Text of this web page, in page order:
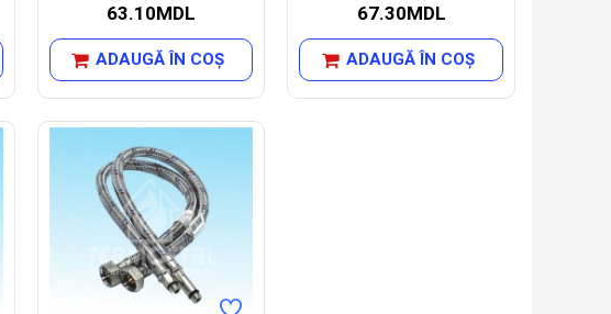
63.10MDL
ADAUGĂ ÎN COŞ
67.30MDL
ADAUGĂ ÎN COŞ